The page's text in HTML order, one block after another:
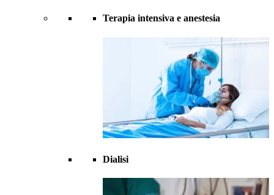
Terapia intensiva e anestesia
Dialisi